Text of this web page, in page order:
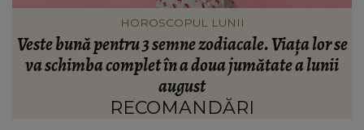
INFORMATIILE ZILEI
S-a împlinit un an de la accidentul din Spania în
care trei frați și-au pierdut viața! Mama lor a
transmis un mesaj răvășitor: „Am comori în cer,
dar mă doare.”
RECOMANDĂRI